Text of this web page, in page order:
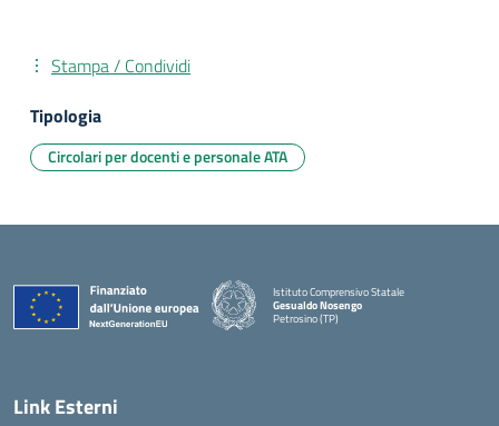
Stampa / Condividi
Tipologia
Circolari per docenti e personale ATA
Istituto Comprensivo Statale
Gesualdo Nosengo
Petrosino (TP)
Link Esterni